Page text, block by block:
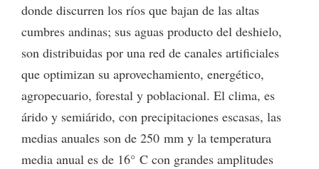
donde discurren los ríos que bajan de las altas
cumbres andinas; sus aguas producto del deshielo,
son distribuidas por una red de canales artificiales
que optimizan su aprovechamiento, energético,
agropecuario, forestal y poblacional. El clima, es
árido y semiárido, con precipitaciones escasas, las
medias anuales son de 250 mm y la temperatura
media anual es de 16° C con grandes amplitudes